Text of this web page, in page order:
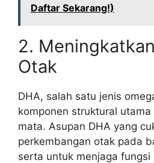
Daftar Sekarang!)
2.
Otak
DHA, salah satu jenis
komponen struktural
mata. Asupan DHA yang
perkembangan otak pada
serta untuk menjaga